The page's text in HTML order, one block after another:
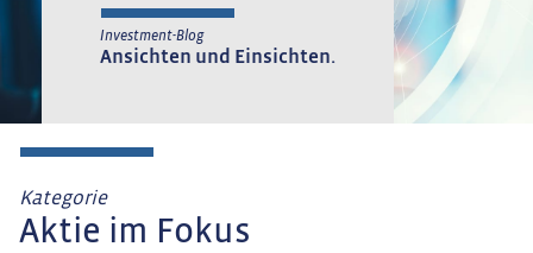
Investment-Blog
Ansichten und Einsichten.
Kategorie
Aktie im Fokus